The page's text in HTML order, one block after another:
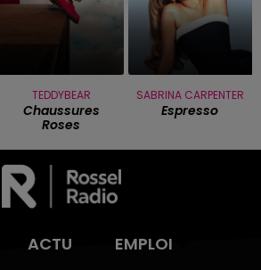
TEDDYBEAR
Chaussures
Roses
SABRINA CARPENTER
Espresso
ACTU
EMPLOI